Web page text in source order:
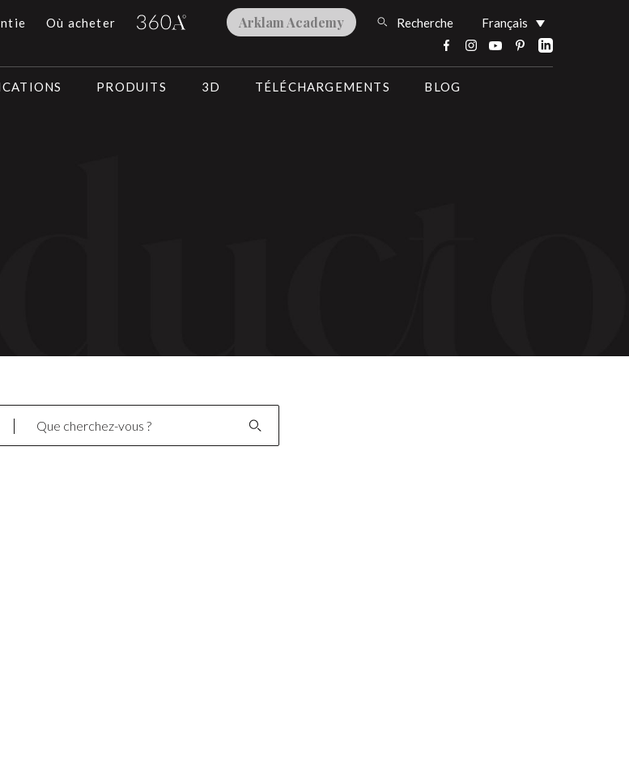
Où acheter Arklam Academy Recherche Français
PRODUITS 3D TÉLÉCHARGEMENTS
BLOG